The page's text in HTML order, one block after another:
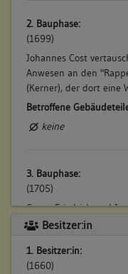
2. Bauphase:
(1699)
Johannes Cost
Anwesen an den
(Kerner), der dort eine
Betroffene
keine
3. Bauphase:
(1705)
Georg Friedrich und
den Metzger Hans
Betroffene Gebäudeteile:
Besitzer:in
1. Besitzer:in:
(1660)